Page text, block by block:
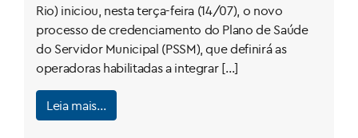
Rio) iniciou, nesta terça-feira (14/07), o novo
processo de credenciamento do Plano de Saúde
do Servidor Municipal (PSSM), que definirá as
operadoras habilitadas a integrar […]
Leia mais…